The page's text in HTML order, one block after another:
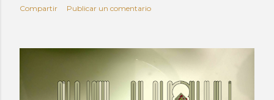
Compartir Publicar un comentario